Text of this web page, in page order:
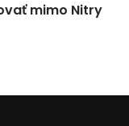
mimo Nitry